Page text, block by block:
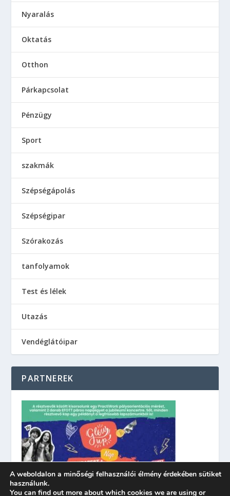
Nyaralás
Oktatás
Otthon
Párkapcsolat
Pénzügy
Sport
szakmák
Szépségápolás
Szépségipar
Szórakozás
tanfolyamok
Test és lélek
Utazás
Vendéglátóipar
PARTNEREK
A weboldalon a minőségi felhasználói élmény érdekében sütiket
használunk.
You can find out more about which cookies we are using or